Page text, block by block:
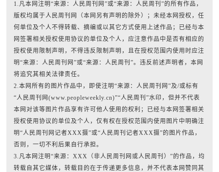
1.凡本网注明“来源：人民周刊网”或“来源：人民周刊”的所有作品，
版权均属于人民周刊网（本网另有声明的除外）；未经本网授权，任
何单位及个人不得转载、摘编或以其它方式使用上述作品；已经与本
网签署相关授权使用协议的单位及个人，应注意作品中是否有相应的
授权使用限制声明，不得违反限制声明，且在授权范围内使用时应注
明“来源：人民周刊网”或“来源：人民周刊”。违反前述声明者，本网
将追究其相关法律责任。
2.本网所有的图片作品中，即使注明“来源：人民周刊网”及/或标有
“人民周刊网(www.peopleweekly.cn)”“人民周刊”水印，但并不代表
本网对该等图片作品享有许可他人使用的权利；已经与本网签署相关
授权使用协议的单位及个人，仅有权在授权范围内使用图片中明确注
明“人民周刊网记者XXX摄”或“人民周刊记者XXX摄”的图片作品，
否则，一切不利后果自行承担。
3.凡本网注明“来源：XXX（非人民周刊网或人民周刊）”的作品，均
转载自其它媒体，转载目的在于传递更多信息，并不代表本网赞同其